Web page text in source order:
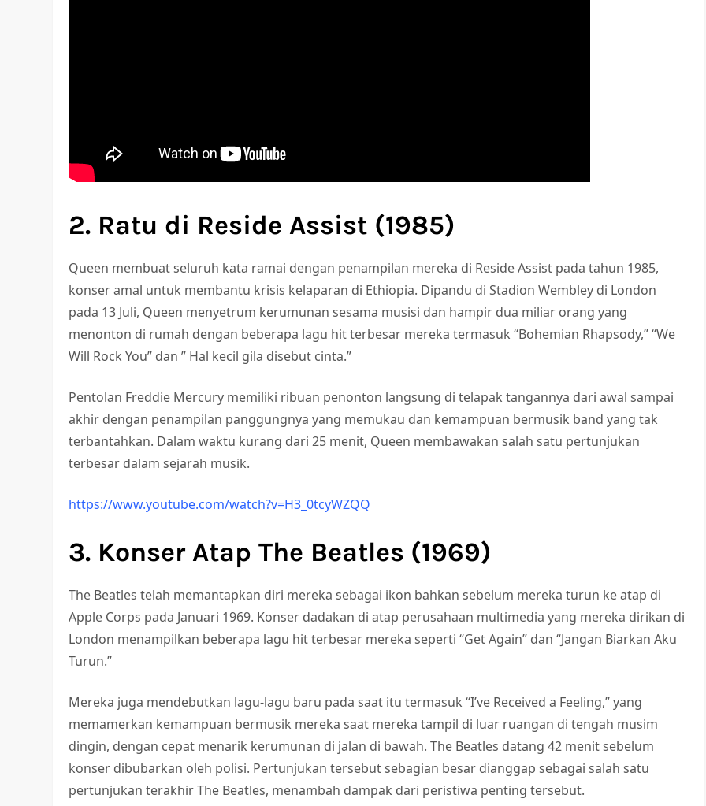
2. Ratu di Reside Assist (1985)
Queen membuat seluruh kata ramai dengan penampilan mereka di Reside Assist pada tahun 1985,
konser amal untuk membantu krisis kelaparan di Ethiopia. Dipandu di Stadion Wembley di London
pada 13 Juli, Queen menyetrum kerumunan sesama musisi dan hampir dua miliar orang yang
menonton di rumah dengan beberapa lagu hit terbesar mereka termasuk “Bohemian Rhapsody,” “We
Will Rock You” dan ” Hal kecil gila disebut cinta.”
Pentolan Freddie Mercury memiliki ribuan penonton langsung di telapak tangannya dari awal sampai
akhir dengan penampilan panggungnya yang memukau dan kemampuan bermusik band yang tak
terbantahkan. Dalam waktu kurang dari 25 menit, Queen membawakan salah satu pertunjukan
terbesar dalam sejarah musik.
https://www.youtube.com/watch?v=H3_0tcyWZQQ
3. Konser Atap The Beatles (1969)
The Beatles telah memantapkan diri mereka sebagai ikon bahkan sebelum mereka turun ke atap di
Apple Corps pada Januari 1969. Konser dadakan di atap perusahaan multimedia yang mereka dirikan di
London menampilkan beberapa lagu hit terbesar mereka seperti “Get Again” dan “Jangan Biarkan Aku
Turun.”
Mereka juga mendebutkan lagu-lagu baru pada saat itu termasuk “I’ve Received a Feeling,” yang
memamerkan kemampuan bermusik mereka saat mereka tampil di luar ruangan di tengah musim
dingin, dengan cepat menarik kerumunan di jalan di bawah. The Beatles datang 42 menit sebelum
konser dibubarkan oleh polisi. Pertunjukan tersebut sebagian besar dianggap sebagai salah satu
pertunjukan terakhir The Beatles, menambah dampak dari peristiwa penting tersebut.